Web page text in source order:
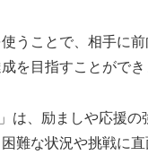
うことで、相手に
を目指すことができ
」は、励ましや応援
難な状況や挑戦に